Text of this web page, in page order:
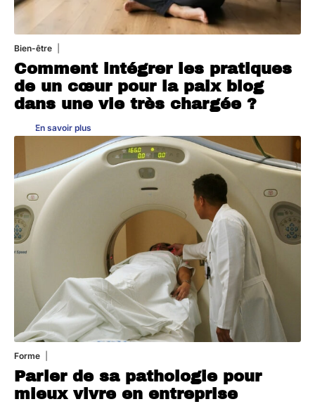
Bien-être
Comment intégrer les pratiques
de un cœur pour la paix blog
dans une vie très chargée ?
En savoir plus
Forme
Parler de sa pathologie pour
mieux vivre en entreprise